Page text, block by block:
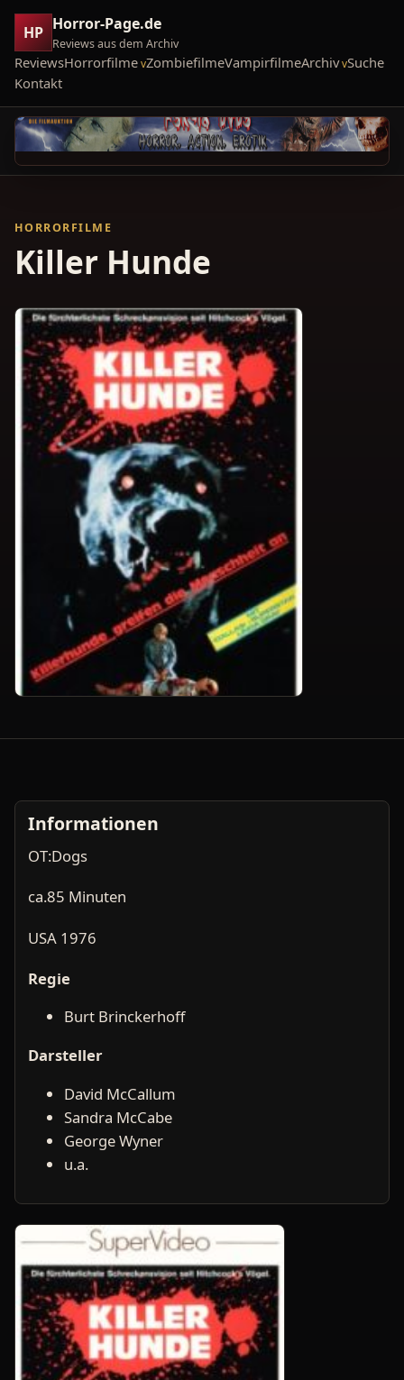
HP Horror-Page.de
Reviews aus dem Archiv
ReviewsHorrorfilme ZombiefilmeVampirfilmeArchiv Suche
Kontakt
HORRORFILME
Killer Hunde
Informationen
OT:Dogs
ca.85 Minuten
USA 1976
Regie
Burt Brinckerhoff
Darsteller
David McCallum
Sandra McCabe
George Wyner
u.a.